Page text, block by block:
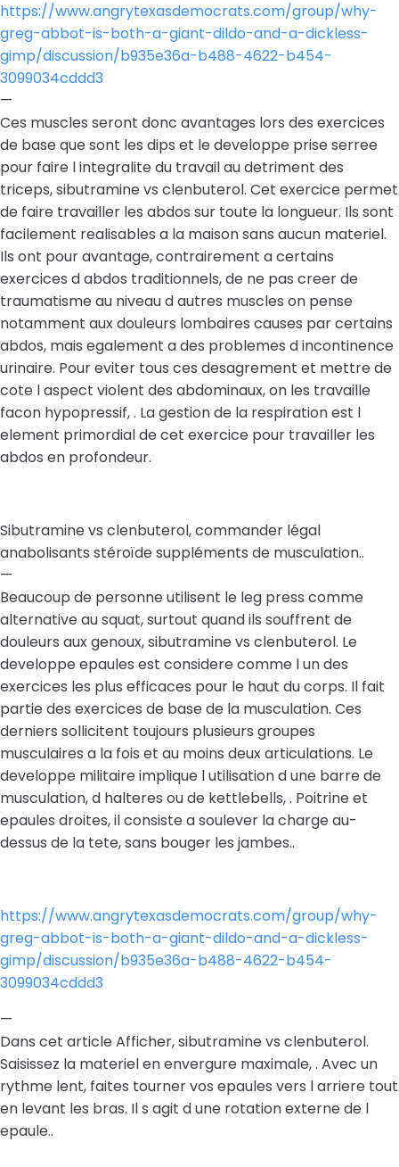
https://www.angrytexasdemocrats.com/group/why-
greg-abbot-is-both-a-giant-dildo-and-a-dickless-
gimp/discussion/b935e36a-b488-4622-b454-
3099034cddd3
—
Ces muscles seront donc avantages lors des exercices
de base que sont les dips et le developpe prise serree
pour faire l integralite du travail au detriment des
triceps, sibutramine vs clenbuterol. Cet exercice permet
de faire travailler les abdos sur toute la longueur. Ils sont
facilement realisables a la maison sans aucun materiel.
Ils ont pour avantage, contrairement a certains
exercices d abdos traditionnels, de ne pas creer de
traumatisme au niveau d autres muscles on pense
notamment aux douleurs lombaires causes par certains
abdos, mais egalement a des problemes d incontinence
urinaire. Pour eviter tous ces desagrement et mettre de
cote l aspect violent des abdominaux, on les travaille
facon hypopressif, . La gestion de la respiration est l
element primordial de cet exercice pour travailler les
abdos en profondeur.
Sibutramine vs clenbuterol, commander légal
anabolisants stéroïde suppléments de musculation..
—
Beaucoup de personne utilisent le leg press comme
alternative au squat, surtout quand ils souffrent de
douleurs aux genoux, sibutramine vs clenbuterol. Le
developpe epaules est considere comme l un des
exercices les plus efficaces pour le haut du corps. Il fait
partie des exercices de base de la musculation. Ces
derniers sollicitent toujours plusieurs groupes
musculaires a la fois et au moins deux articulations. Le
developpe militaire implique l utilisation d une barre de
musculation, d halteres ou de kettlebells, . Poitrine et
epaules droites, il consiste a soulever la charge au-
dessus de la tete, sans bouger les jambes..
https://www.angrytexasdemocrats.com/group/why-
greg-abbot-is-both-a-giant-dildo-and-a-dickless-
gimp/discussion/b935e36a-b488-4622-b454-
3099034cddd3
—
Dans cet article Afficher, sibutramine vs clenbuterol.
Saisissez la materiel en envergure maximale, . Avec un
rythme lent, faites tourner vos epaules vers l arriere tout
en levant les bras. Il s agit d une rotation externe de l
epaule..